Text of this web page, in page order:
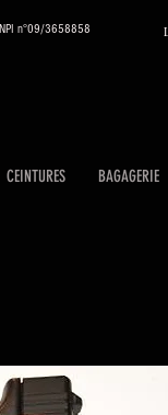
n°09/3658858
CEINTURES BAGAGERIE